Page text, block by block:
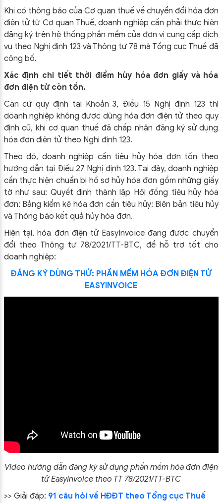
Khi có thông báo của Cơ quan thuế về chuyển đổi hóa đơn
điện tử từ Cơ quan Thuế, doanh nghiệp cần phải thực hiện
đăng ký trên hệ thống phần mềm của đơn vị cung cấp dịch
vụ theo Nghị định 123 và Thông tư 78 mà Tổng cục Thuế đã
công bố.
Xác định chi tiết thời điểm hủy hóa đơn giấy và hóa
đơn điện tử còn tồn.
Căn cứ quy định tại Khoản 3, Điều 15 Nghị định 123 thì
doanh nghiệp không được dùng hóa đơn điện tử theo quy
định cũ, khi cơ quan thuế đã chấp nhận đăng ký sử dụng
hóa đơn điện tử theo Nghị định 123.
Theo đó, doanh nghiệp cần tiêu hủy hóa đơn tồn theo
hướng dẫn tại Điều 27 Nghị định 123. Tại đây, doanh nghiệp
cần thực hiện chuẩn bị hồ sơ hủy hóa đơn gồm những giấy
tờ như sau: Quyết định thành lập Hội đồng tiêu hủy hóa
đơn; Bảng kiểm kê hóa đơn cần tiêu hủy; Biên bản tiêu hủy
và Thông báo kết quả hủy hóa đơn.
Hiện tại, hóa đơn điện tử EasyInvoice đang được chuyển
đổi theo Thông tư 78/2021/TT-BTC, để hỗ trợ tốt cho
doanh nghiệp:
ĐĂNG KÝ DÙNG THỬ: PHẦN MỀM HÓA ĐƠN ĐIỆN TỬ
EASYINVOICE
Video hướng dẫn đăng ký sử dụng phần mềm hóa đơn điện
tử EasyInvoice theo TT 78/2021/TT-BTC
>> Giải đáp: 91 câu hỏi về HĐĐT theo Tổng cục Thuế